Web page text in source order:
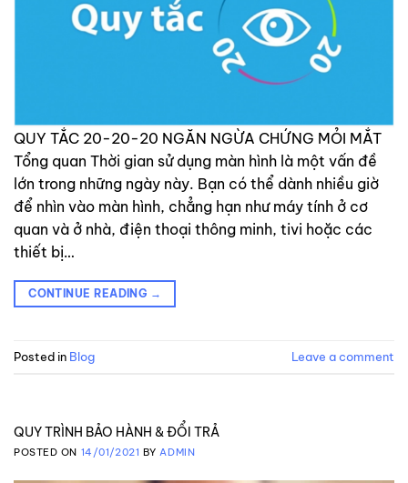
QUY TẮC 20-20-20 NGĂN NGỪA CHỨNG MỎI MẮT
Tổng quan Thời gian sử dụng màn hình là một vấn đề
lớn trong những ngày này. Bạn có thể dành nhiều giờ
để nhìn vào màn hình, chẳng hạn như máy tính ở cơ
quan và ở nhà, điện thoại thông minh, tivi hoặc các
thiết bị…
CONTINUE READING →
Posted in Blog Leave a comment
QUY TRÌNH BẢO HÀNH & ĐỔI TRẢ
POSTED ON 14/01/2021 BY ADMIN